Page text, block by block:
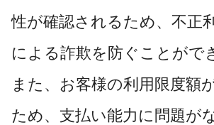
性が確認されるため、不正
による詐欺を防ぐことがで
また、お客様の利用限度額
ため、支払い能力に問題が